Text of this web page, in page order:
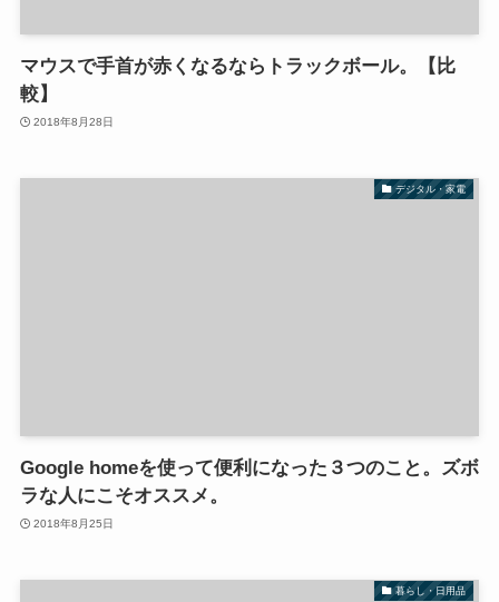
マウスで手首が赤くなるならトラックボール。【比
較】
2018年8月28日
デジタル・家電
Google homeを使って便利になった３つのこと。ズボ
ラな人にこそオススメ。
2018年8月25日
暮らし・日用品